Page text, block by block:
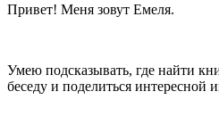
Привет! Меня зовут Емеля.
Умею подсказывать, где найти
беседу и поделиться интересной